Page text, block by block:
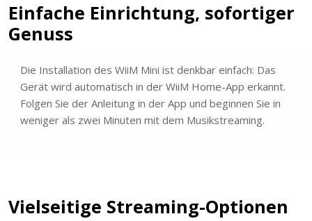
Einfache Einrichtung, sofortiger
Genuss
Die Installation des WiiM Mini ist denkbar einfach: Das
Gerät wird automatisch in der WiiM Home-App erkannt.
Folgen Sie der Anleitung in der App und beginnen Sie in
weniger als zwei Minuten mit dem Musikstreaming.
Vielseitige Streaming-Optionen